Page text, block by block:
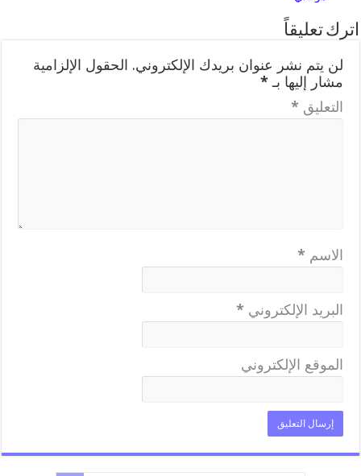
اترك تعليقاً
لن يتم نشر عنوان بريدك الإلكتروني. الحقول الإلزامية
مشار إليها بـ*
التعليق *
الاسم *
البريد الإلكتروني *
الموقع الإلكتروني